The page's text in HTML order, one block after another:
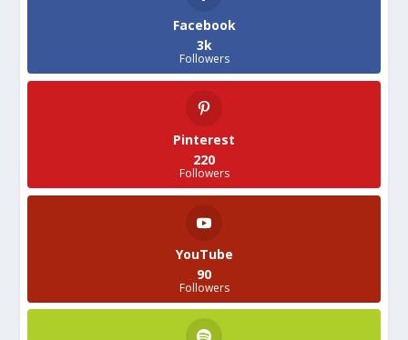
Facebook
3k
Followers
Pinterest
220
Followers
YouTube
90
Followers